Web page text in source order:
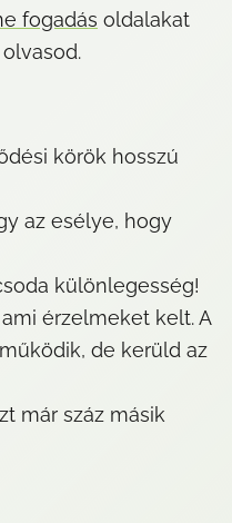
fogadás oldalakat
olvasod.
körök hosszú
különlegesség!
de kerüld az
már száz másik